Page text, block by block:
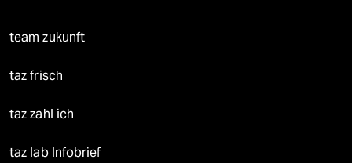
team zukunft
taz frisch
taz zahl ich
taz lab Infobrief